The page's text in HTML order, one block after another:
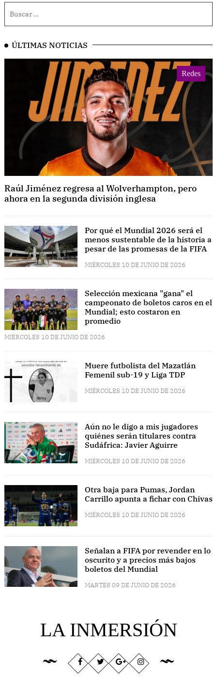
ÚLTIMAS NOTICIAS
Redes
Raúl Jiménez regresa al Wolverhampton, pero
ahora en la segunda división inglesa
Por qué el Mundial 2026 será el
menos sustentable de la historia a
pesar de las promesas de la FIFA
MIÉRCOLES 10 DE JUNIO DE 2026
Selección mexicana "gana" el
campeonato de boletos caros en el
Mundial; esto costaron en
promedio
MIÉRCOLES 10 DE JUNIO DE 2026
Muere futbolista del Mazatlán
Femenil sub-19 y Liga TDP
MIÉRCOLES 10 DE JUNIO DE 2026
Aún no le digo a mis jugadores
quiénes serán titulares contra
Sudáfrica: Javier Aguirre
MIÉRCOLES 10 DE JUNIO DE 2026
Otra baja para Pumas, Jordan
Carrillo apunta a fichar con Chivas
MIÉRCOLES 10 DE JUNIO DE 2026
Señalan a FIFA por revender en lo
oscurito y a precios más bajos
boletos del Mundial
MARTES 09 DE JUNIO DE 2026
LA INMERSIÓN